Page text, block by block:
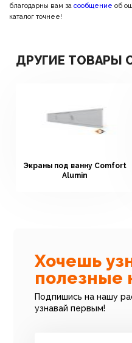
благодарны вам за сообщение об
каталог точнее!
ДРУГИЕ ТОВАРЫ
Экраны под ванну Comfort
Alumin
Хочешь
полезные
Подпишись на нашу
узнавай первым!